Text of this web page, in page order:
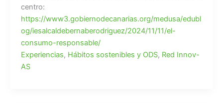
centro:
https://www3.gobiernodecanarias.org/medusa/edubl
og/iesalcaldebernaberodriguez/2024/11/11/el-
consumo-responsable/
Experiencias, Hábitos sostenibles y ODS, Red Innov-
AS